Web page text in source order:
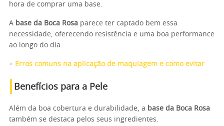
hora de comprar uma base.
A base da Boca Rosa parece ter captado bem essa
necessidade, oferecendo resistência e uma boa performance
ao longo do dia.
+ Erros comuns na aplicação de maquiagem e como evitar
Benefícios para a Pele
Além da boa cobertura e durabilidade, a base da Boca Rosa
também se destaca pelos seus ingredientes.